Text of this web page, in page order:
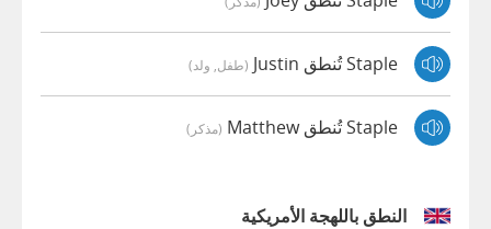
Staple تُنطق Justin (طفل, ولد)
Staple تُنطق Matthew (مذكر)
النطق باللهجة الأمريكية